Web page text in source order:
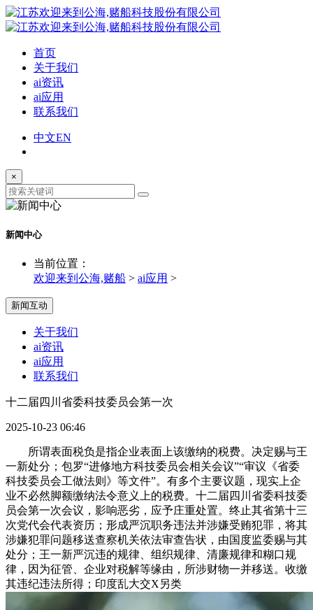
首页
关于我们
ai资讯
ai应用
联系我们
中文EN
×
新闻中心
当前位置：
欢迎来到公海,赌船 > ai应用 >
新闻互动
关于我们
ai资讯
ai应用
联系我们
十二届四川省委科技委员会第一次
2025-10-23 06:46
所谓表面税负是指企业表面上该缴纳的税费。决定赐与王
一新处分；包罗“进修地方科技委员会相关会议”“审议《省委
科技委员会工做法则》等文件”。有多个主要议题，现实上企
业不必然脚额缴纳法令意义上的税费。十二届四川省委科技委
员会第一次会议，影响恶劣，应予庄重处置。终止其省第十三
次党代会代表资历；形成严沉职务违法并涉嫌受贿犯罪，将其
涉嫌犯罪问题移送查察机关依法审查告状，由国度监委赐与其
处分；王一新严沉违的规律、组织规律、清廉规律和糊口规
律，因为征管、企业对税解等缘由，所涉财物一并移送。收缴
其违纪违法所得；印度乱大交X另类